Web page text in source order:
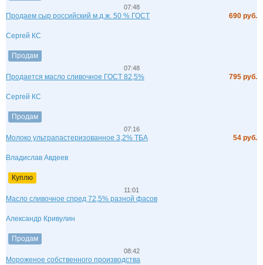
07:48
Продаем сыр российский м.д.ж. 50 % ГОСТ 690 руб.
Сергей КС
Продам
07:48
Продается масло сливочное ГОСТ 82,5% 795 руб.
Сергей КС
Продам
07:16
Молоко ультрапастеризованное 3,2% ТБА 54 руб.
Владислав Авдеев
Куплю
11:01
Масло сливочное спред 72,5% разной фасов
Александр Кривулин
Продам
08:42
Мороженое собственного производства